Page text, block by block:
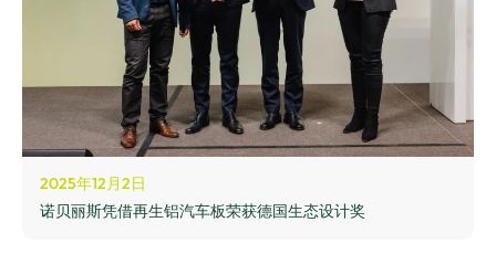
2025年12月2日
诺贝丽斯凭借再生铝汽车板荣获德国生态设计奖